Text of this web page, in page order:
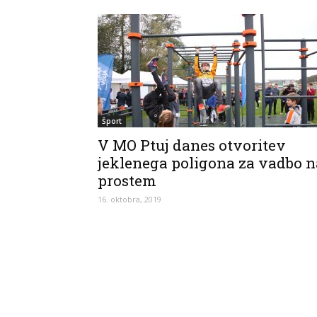
Šport
V MO Ptuj danes otvoritev
jeklenega poligona za vadbo
prostem
16. oktobra, 2019